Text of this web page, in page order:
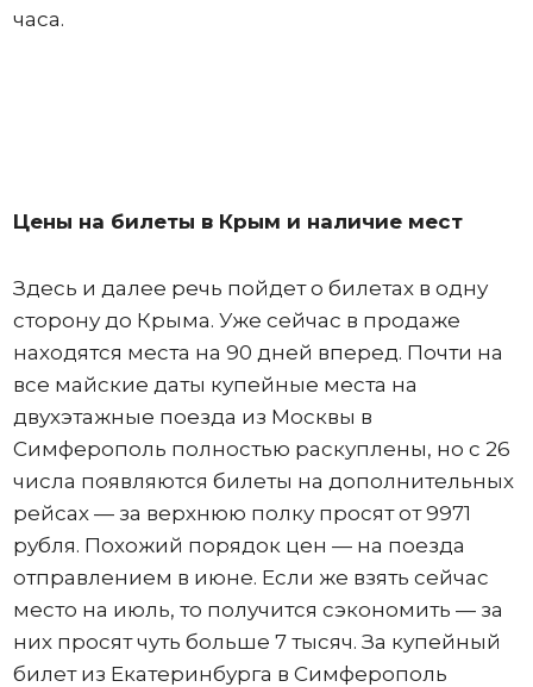
часа.
Цены на билеты в Крым и наличие мест
Здесь и далее речь пойдет о билетах в одну
сторону до Крыма. Уже сейчас в продаже
находятся места на 90 дней вперед. Почти на
все майские даты купейные места на
двухэтажные поезда из Москвы в
Симферополь полностью раскуплены, но с 26
числа появляются билеты на дополнительных
рейсах — за верхнюю полку просят от 9971
рубля. Похожий порядок цен — на поезда
отправлением в июне. Если же взять сейчас
место на июль, то получится сэкономить — за
них просят чуть больше 7 тысяч. За купейный
билет из Екатеринбурга в Симферополь